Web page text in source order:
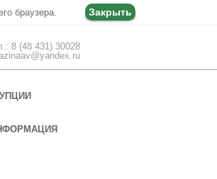
браузера. Закрыть
8 (48 431) 30028